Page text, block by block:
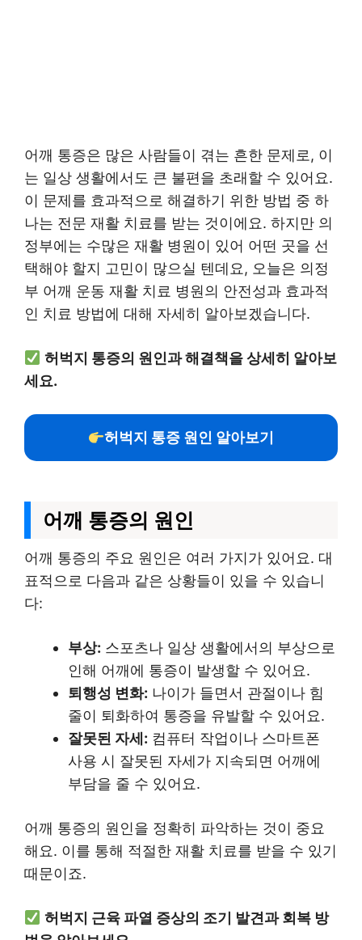
어깨 통증은 많은 사람들이 겪는 흔한 문제로, 이
는 일상 생활에서도 큰 불편을 초래할 수 있어요.
이 문제를 효과적으로 해결하기 위한 방법 중 하
나는 전문 재활 치료를 받는 것이에요. 하지만 의
정부에는 수많은 재활 병원이 있어 어떤 곳을 선
택해야 할지 고민이 많으실 텐데요, 오늘은 의정
부 어깨 운동 재활 치료 병원의 안전성과 효과적
인 치료 방법에 대해 자세히 알아보겠습니다.
허벅지 통증의 원인과 해결책을 상세히 알아보
세요.
허벅지 통증 원인 알아보기
어깨 통증의 원인
어깨 통증의 주요 원인은 여러 가지가 있어요. 대
표적으로 다음과 같은 상황들이 있을 수 있습니
다:
부상: 스포츠나 일상 생활에서의 부상으로
인해 어깨에 통증이 발생할 수 있어요.
퇴행성 변화: 나이가 들면서 관절이나 힘
줄이 퇴화하여 통증을 유발할 수 있어요.
잘못된 자세: 컴퓨터 작업이나 스마트폰
사용 시 잘못된 자세가 지속되면 어깨에
부담을 줄 수 있어요.
어깨 통증의 원인을 정확히 파악하는 것이 중요
해요. 이를 통해 적절한 재활 치료를 받을 수 있기
때문이죠.
허벅지 근육 파열 증상의 조기 발견과 회복 방